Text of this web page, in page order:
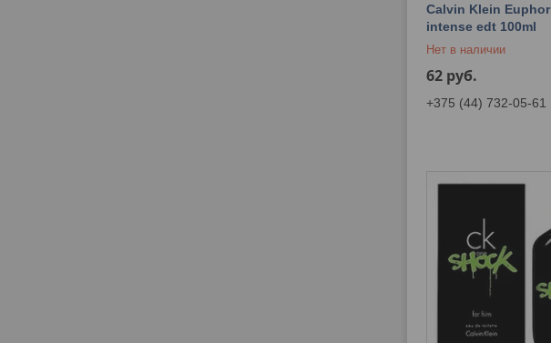
Calvin Klein
intense edt 100ml
Нет в наличии
62 руб.
+375 (44) 732-05-61